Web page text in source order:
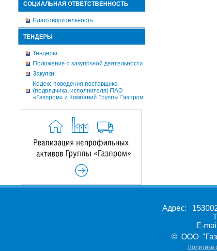
СОЦИАЛЬНАЯ ОТВЕТСТВЕННОСТЬ
Благотворительность
ТЕНДЕРЫ
Тендеры
Положение о закупочной деятельности
Закупки
Кодекс поведения поставщика
(подрядчика, исполнителя) ПАО
«Газпром» и Компаний Группы Газпром
Адрес:
E-
© ООО
Политика